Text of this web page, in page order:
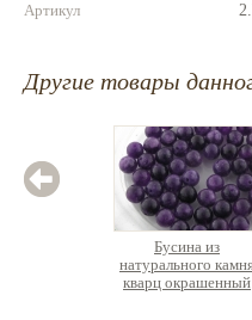
Артикул
Другие товары
Бусина из
натурального
кварц окрашенный